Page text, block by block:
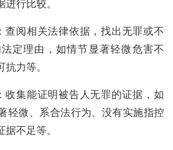
行比较。
查阅相关法律依据，找出无罪或不
定理由，如情节显著轻微危害不
力等。
收集能证明被告人无罪的证据，如
轻微、系合法行为、没有实施指控
不足等。